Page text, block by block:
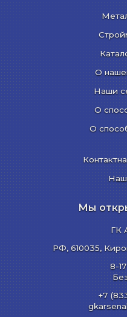
О
Наши
О
О
Мы
ГК
РФ, 610035,
8-
+7